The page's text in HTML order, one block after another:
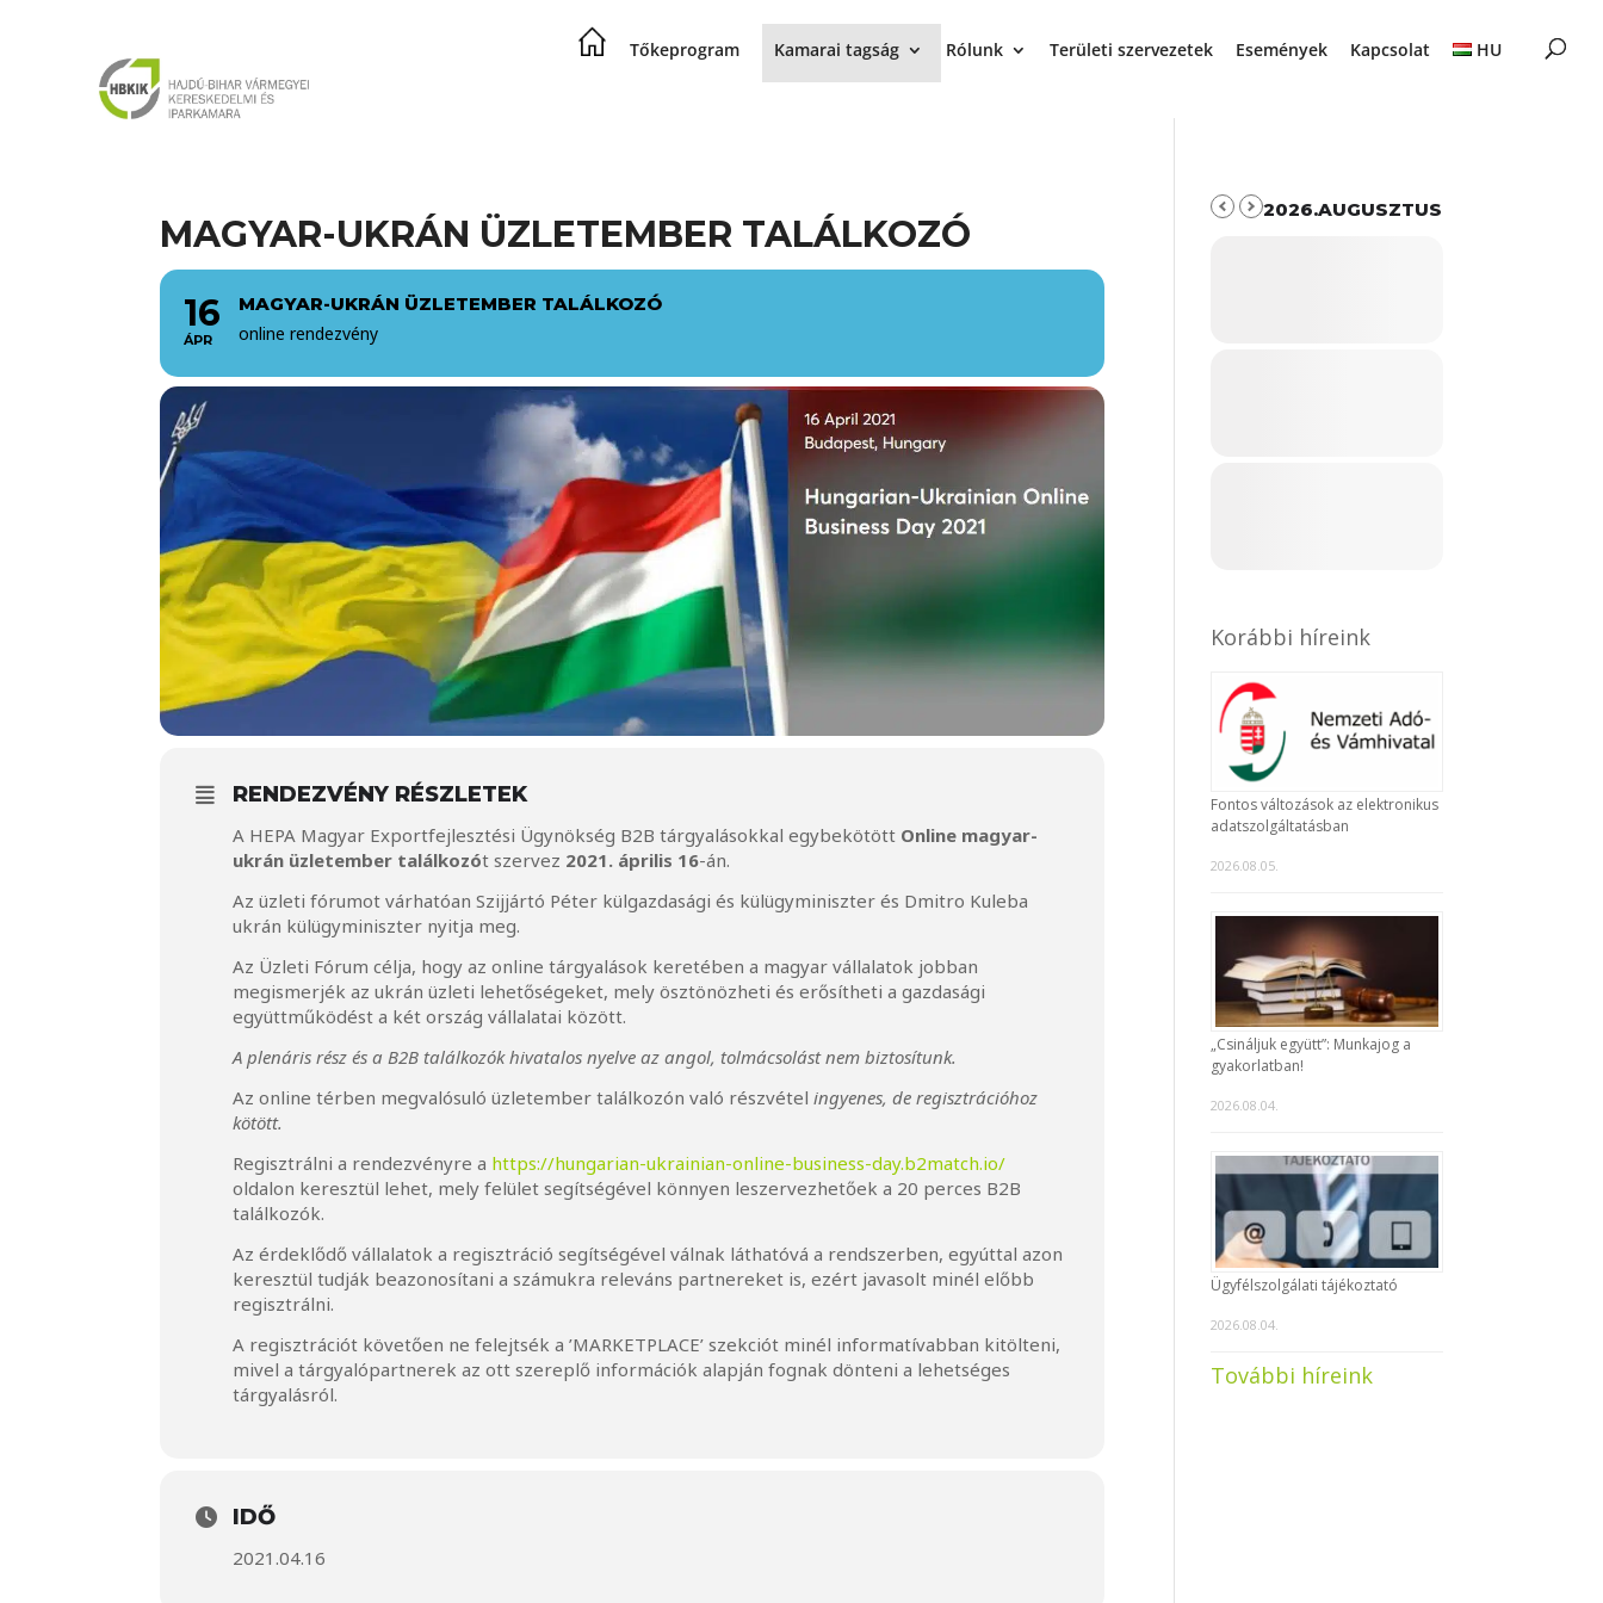
Tőkeprogram Kamarai tagság Rólunk Területi szervezetek Események Kapcsolat HU
MAGYAR-UKRÁN ÜZLETEMBER TALÁLKOZÓ
16
ÁPR
MAGYAR-UKRÁN ÜZLETEMBER TALÁLKOZÓ
online rendezvény
RENDEZVÉNY RÉSZLETEK
A HEPA Magyar Exportfejlesztési Ügynökség B2B tárgyalásokkal egybekötött Online magyar-
ukrán üzletember találkozót szervez 2021. április 16-án.
Az üzleti fórumot várhatóan Szijjártó Péter külgazdasági és külügyminiszter és Dmitro Kuleba
ukrán külügyminiszter nyitja meg.
Az Üzleti Fórum célja, hogy az online tárgyalások keretében a magyar vállalatok jobban
megismerjék az ukrán üzleti lehetőségeket, mely ösztönözheti és erősítheti a gazdasági
együttműködést a két ország vállalatai között.
A plenáris rész és a B2B találkozók hivatalos nyelve az angol, tolmácsolást nem biztosítunk.
Az online térben megvalósuló üzletember találkozón való részvételingyenes, de regisztrációhoz
kötött.
Regisztrálni a rendezvényre a https://hungarian-ukrainian-online-business-day.b2match.io/
oldalon keresztül lehet, mely felület segítségével könnyen leszervezhetőek a 20 perces B2B
találkozók.
Az érdeklődő vállalatok a regisztráció segítségével válnak láthatóvá a rendszerben, egyúttal azon
keresztül tudják beazonosítani a számukra releváns partnereket is, ezért javasolt minél előbb
regisztrálni.
A regisztrációt követően ne felejtsék a ’MARKETPLACE’ szekciót minél informatívabban kitölteni,
mivel a tárgyalópartnerek az ott szereplő információk alapján fognak dönteni a lehetséges
tárgyalásról.
IDŐ
2021.04.16
2026.AUGUSZTUS
Korábbi híreink
Fontos változások az elektronikus
adatszolgáltatásban
2026.08.05.
„Csináljuk együtt”: Munkajog a
gyakorlatban!
2026.08.04.
Ügyfélszolgálati tájékoztató
2026.08.04.
További híreink